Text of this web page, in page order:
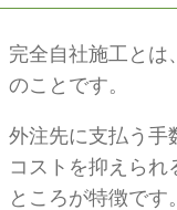
完全自社施工とは
のことです。
外注先に支払う手
コストを抑えら
ところが特徴です。